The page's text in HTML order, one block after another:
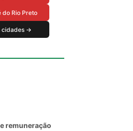
do Rio Preto
cidades →
remuneração